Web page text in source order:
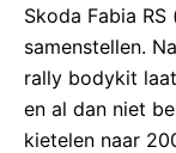
Skoda Fabia
samenstellen.
rally bodykit
en al dan niet
kietelen naar